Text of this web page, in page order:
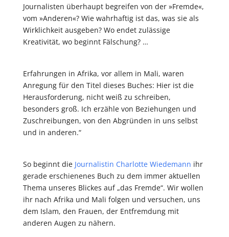
Journalisten überhaupt begreifen von der »Fremde«,
vom »Anderen«? Wie wahrhaftig ist das, was sie als
Wirklichkeit ausgeben? Wo endet zulässige
Kreativität, wo beginnt Fälschung? …
Erfahrungen in Afrika, vor allem in Mali, waren
Anregung für den Titel dieses Buches: Hier ist die
Herausforderung, nicht weiß zu schreiben,
besonders groß. Ich erzähle von Beziehungen und
Zuschreibungen, von den Abgründen in uns selbst
und in anderen.“
So beginnt die Journalistin Charlotte Wiedemann ihr
gerade erschienenes Buch zu dem immer aktuellen
Thema unseres Blickes auf „das Fremde“. Wir wollen
ihr nach Afrika und Mali folgen und versuchen, uns
dem Islam, den Frauen, der Entfremdung mit
anderen Augen zu nähern.